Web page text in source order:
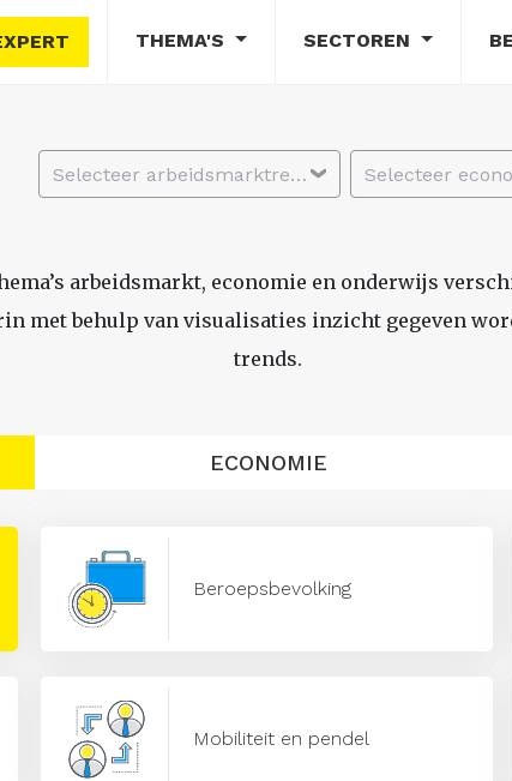
THEMA'S SECTOREN
Selecteer arbeidsmarktregio
arbeidsmarkt, economie en onderwijs
met behulp van visualisaties inzicht gegeven
trends.
ECONOMIE
Beroepsbevolking
Mobiliteit en pendel